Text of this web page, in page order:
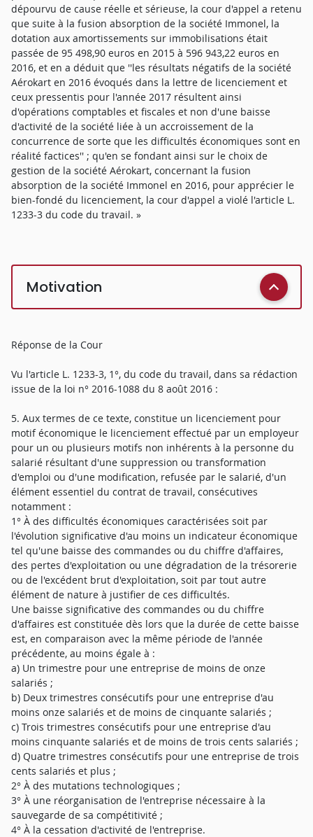
dépourvu de cause réelle et sérieuse, la cour d'appel a retenu
que suite à la fusion absorption de la société Immonel, la
dotation aux amortissements sur immobilisations était
passée de 95 498,90 euros en 2015 à 596 943,22 euros en
2016, et en a déduit que ''les résultats négatifs de la société
Aérokart en 2016 évoqués dans la lettre de licenciement et
ceux pressentis pour l'année 2017 résultent ainsi
d'opérations comptables et fiscales et non d'une baisse
d'activité de la société liée à un accroissement de la
concurrence de sorte que les difficultés économiques sont en
réalité factices'' ; qu'en se fondant ainsi sur le choix de
gestion de la société Aérokart, concernant la fusion
absorption de la société Immonel en 2016, pour apprécier le
bien-fondé du licenciement, la cour d'appel a violé l'article L.
1233-3 du code du travail. »
Motivation
Réponse de la Cour
Vu l'article L. 1233-3, 1°, du code du travail, dans sa rédaction
issue de la loi n° 2016-1088 du 8 août 2016 :
5. Aux termes de ce texte, constitue un licenciement pour
motif économique le licenciement effectué par un employeur
pour un ou plusieurs motifs non inhérents à la personne du
salarié résultant d'une suppression ou transformation
d'emploi ou d'une modification, refusée par le salarié, d'un
élément essentiel du contrat de travail, consécutives
notamment :
1° À des difficultés économiques caractérisées soit par
l'évolution significative d'au moins un indicateur économique
tel qu'une baisse des commandes ou du chiffre d'affaires,
des pertes d'exploitation ou une dégradation de la trésorerie
ou de l'excédent brut d'exploitation, soit par tout autre
élément de nature à justifier de ces difficultés.
Une baisse significative des commandes ou du chiffre
d'affaires est constituée dès lors que la durée de cette baisse
est, en comparaison avec la même période de l'année
précédente, au moins égale à :
a) Un trimestre pour une entreprise de moins de onze
salariés ;
b) Deux trimestres consécutifs pour une entreprise d'au
moins onze salariés et de moins de cinquante salariés ;
c) Trois trimestres consécutifs pour une entreprise d'au
moins cinquante salariés et de moins de trois cents salariés ;
d) Quatre trimestres consécutifs pour une entreprise de trois
cents salariés et plus ;
2° À des mutations technologiques ;
3° À une réorganisation de l'entreprise nécessaire à la
sauvegarde de sa compétitivité ;
4° À la cessation d'activité de l'entreprise.